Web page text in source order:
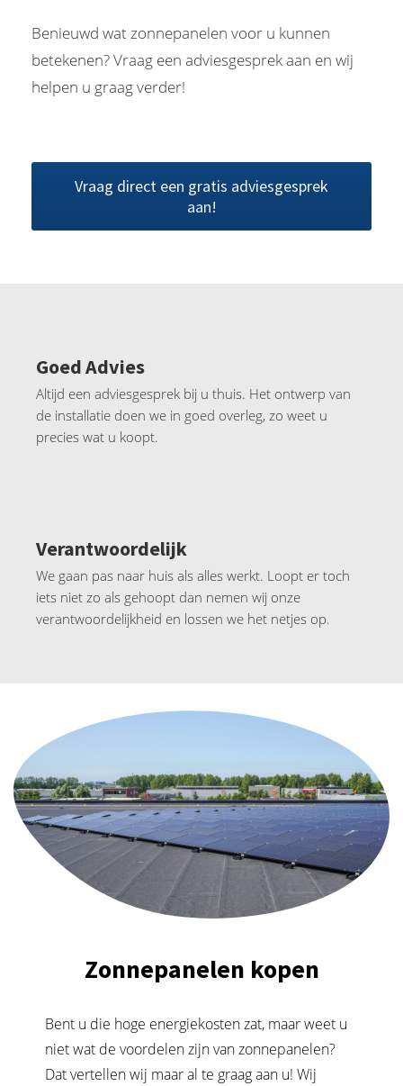
Benieuwd wat zonnepanelen voor u kunnen
betekenen? Vraag een adviesgesprek aan en wij
helpen u graag verder!
Vraag direct een gratis adviesgesprek
aan!
Goed Advies
Altijd een adviesgesprek bij u thuis. Het ontwerp van
de installatie doen we in goed overleg, zo weet u
precies wat u koopt.
Verantwoordelijk
We gaan pas naar huis als alles werkt. Loopt er toch
iets niet zo als gehoopt dan nemen wij onze
verantwoordelijkheid en lossen we het netjes op.
Zonnepanelen kopen
Bent u die hoge energiekosten zat, maar weet u
niet wat de voordelen zijn van zonnepanelen?
Dat vertellen wij maar al te graag aan u! Wij